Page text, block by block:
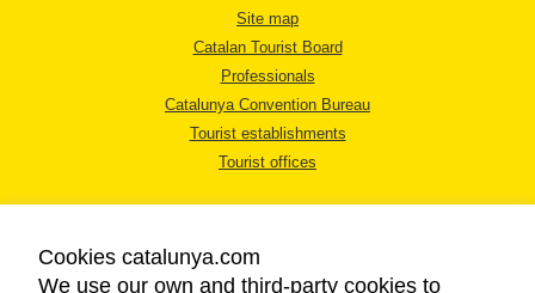
Site map
Catalan Tourist Board
Professionals
Catalunya Convention Bureau
Tourist establishments
Tourist offices
Cookies catalunya.com
We use our own and third-party cookies to